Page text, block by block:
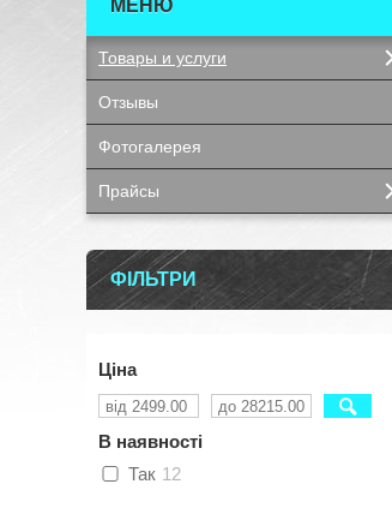
Товары и услуги
Отзывы
Фотогалерея
Прайсы
ФІЛЬТРИ
Ціна
В наявності
Так 12